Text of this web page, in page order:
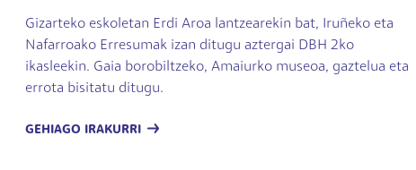
Gizarteko eskoletan Erdi Aroa lantzearekin bat, Iruñeko eta
Nafarroako Erresumak izan ditugu aztergai DBH 2ko
ikasleekin. Gaia borobiltzeko, Amaiurko museoa, gaztelua eta
errota bisitatu ditugu.
GEHIAGO IRAKURRI